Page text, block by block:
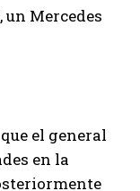
un Mercedes
el general
en la